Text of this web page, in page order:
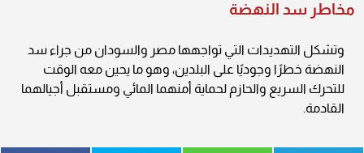
مخاطر سد النهضة
وتشكل التهديدات التي تواجهها مصر والسودان من جراء سد
النهضة خطرًا وجوديًا على البلدين، وهو ما يحين معه الوقت
للتحرك السريع والحازم لحماية أمنهما المائي ومستقبل أجيالهما
القادمة.